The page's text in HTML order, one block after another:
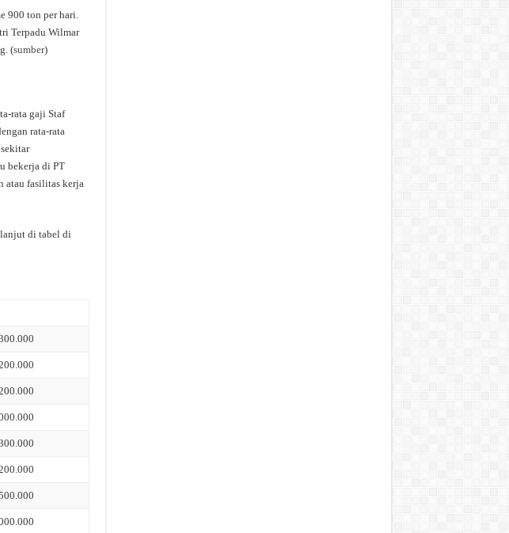
900 ton per hari.
Terpadu Wilmar
(sumber)
rata gaji Staf
rata-rata
bekerja di PT
atau fasilitas kerja
di tabel di